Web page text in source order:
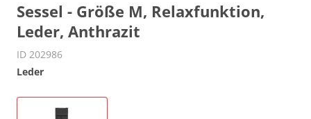
Sessel - Größe M, Relaxfunktion,
Leder, Anthrazit
ID 202986
Leder